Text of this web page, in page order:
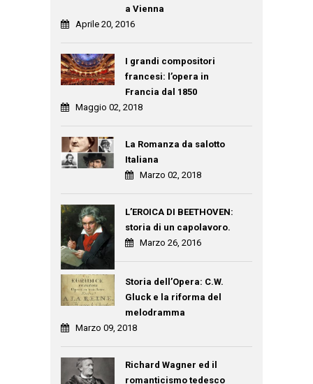
a Vienna
Aprile 20, 2016
I grandi compositori
francesi: l’opera in
Francia dal 1850
Maggio 02, 2018
La Romanza da salotto
Italiana
Marzo 02, 2018
L’EROICA DI BEETHOVEN:
storia di un capolavoro.
Marzo 26, 2016
Storia dell’Opera: C.W.
Gluck e la riforma del
melodramma
Marzo 09, 2018
Richard Wagner ed il
romanticismo tedesco